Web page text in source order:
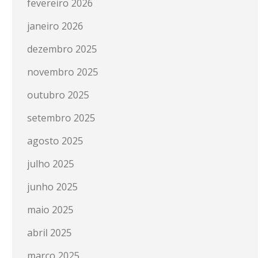
fevereiro 2026
janeiro 2026
dezembro 2025
novembro 2025
outubro 2025
setembro 2025
agosto 2025
julho 2025
junho 2025
maio 2025
abril 2025
março 2025